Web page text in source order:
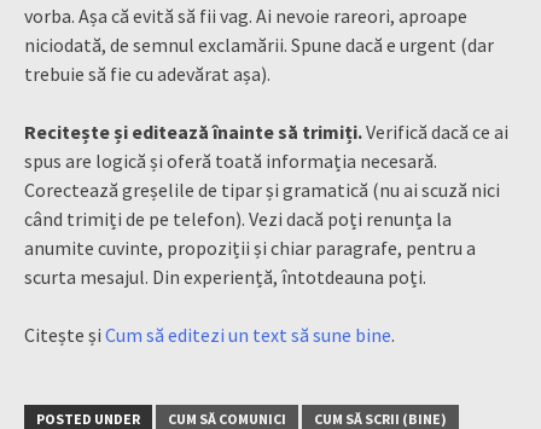
vorba. Așa că evită să fii vag. Ai nevoie rareori, aproape
niciodată, de semnul exclamării. Spune dacă e urgent (dar
trebuie să fie cu adevărat așa).
Recitește și editează înainte să trimiți.Verifică dacă ce ai
spus are logică și oferă toată informația necesară.
Corectează greșelile de tipar și gramatică (nu ai scuză nici
când trimiți de pe telefon). Vezi dacă poți renunța la
anumite cuvinte, propoziții și chiar paragrafe, pentru a
scurta mesajul. Din experiență, întotdeauna poți.
Citește și Cum să editezi un text să sune bine.
POSTED UNDER CUM SĂ COMUNICI
CUM SĂ SCRII (BINE)